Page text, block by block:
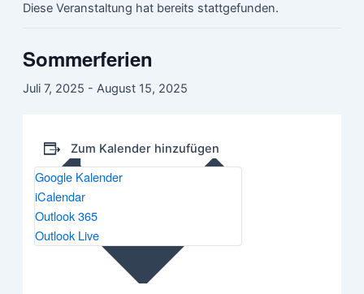
Diese Veranstaltung hat bereits stattgefunden.
Sommerferien
Juli 7, 2025 - August 15, 2025
Zum Kalender hinzufügen
Google Kalender
iCalendar
Outlook 365
Outlook Live